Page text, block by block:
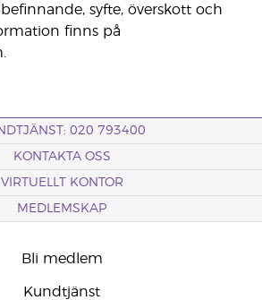
syfte, överskott och
finns på
020 793400
KONTAKTA OSS
VIRTUELLT KONTOR
MEDLEMSKAP
Bli medlem
Kundtjänst